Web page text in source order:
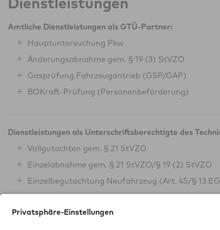
Amtliche Dienstleistungen als GTÜ-Partner:
Hauptuntersuchung Pkw
Änderungsabnahme gem. § 19 (3) StVZO
Gasprüfung Fahrzeugantrieb (GSP/GAP)
BOKraft-Prüfung (Personenbeförderung)
Dienstleistungen als Unterschriftsberechtigte des
Vollgutachten gem. § 21 StVZO
Einzelabnahme gem. § 21 StVZO/§ 19 (2) StVZO
Einzelbegutachtung Neufahrzeug (Art. 45/§ 13
Neuausstellung von ADR-